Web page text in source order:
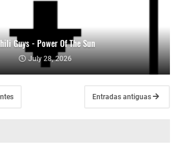
Guys - Power Of The Sun
July 28, 2026
Entradas antiguas